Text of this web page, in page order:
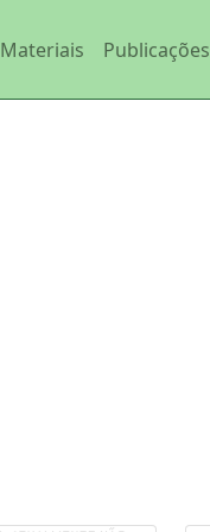
Materiais Publicações